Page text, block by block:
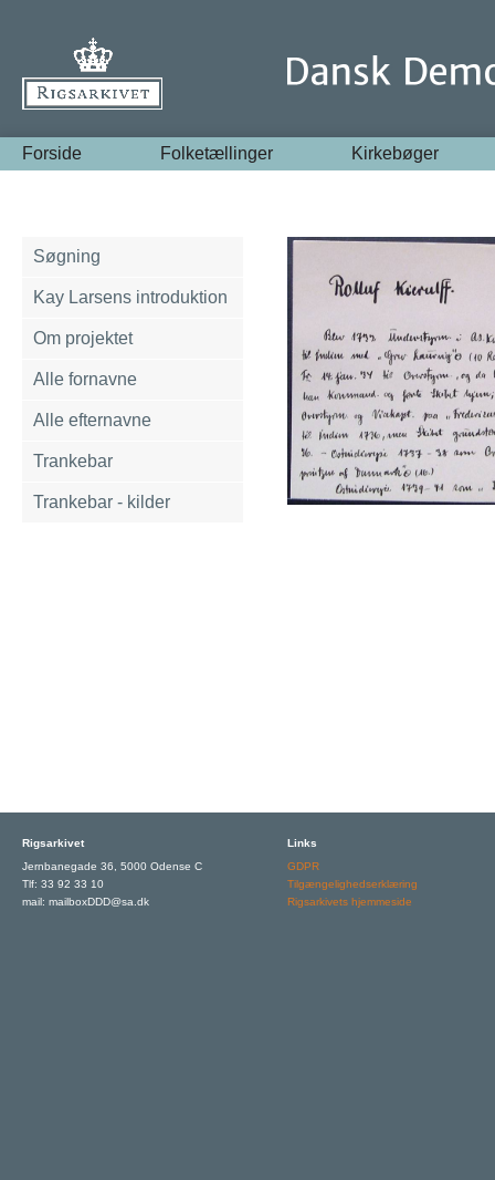
Forside Folketællinger Kirkebøger
Søgning
Kay Larsens introduktion
Om projektet
Alle fornavne
Alle efternavne
Trankebar
Trankebar - kilder
Rigsarkivet
Jernbanegade 36, 5000 Odense C
Tlf: 33 92 33 10
mail: mailboxDDD@sa.dk
Links
GDPR
Tilgængelighedserklæring
Rigsarkivets hjemmeside